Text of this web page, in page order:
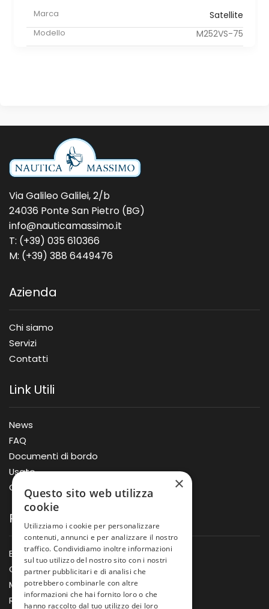
Marca Satellite
Modello M252VS-75
Via Galileo Galilei, 2/b
24036 Ponte San Pietro (BG)
info@nauticamassimo.it
T: (+39) 035 610366
M: (+39) 388 6449476
Azienda
Chi siamo
Servizi
Contatti
Link Utili
News
FAQ
Documenti di bordo
Usato
Offerte
Prodotti
Barche
Gommoni
Motori
Rimorchi
×
Questo sito web utilizza
cookie
Utilizziamo i cookie per personalizzare
contenuti, annunci e per analizzare il nostro
traffico. Condividiamo inoltre informazioni
sul tuo utilizzo del nostro sito con i nostri
partner pubblicitari e di analisi che
potrebbero combinarle con altre
informazioni che hai fornito loro o che
hanno raccolto dal tuo utilizzo dei loro